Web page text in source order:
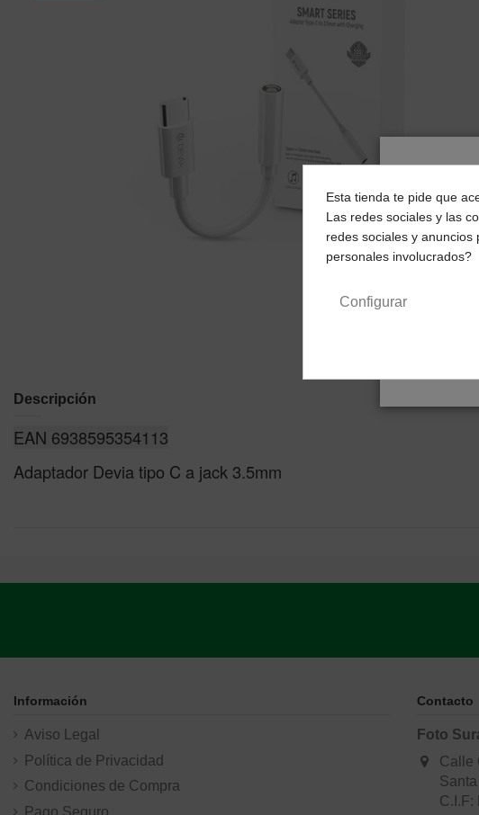
Descripción
EAN 6938595354113
Adaptador Devia tipo C a jack 3.5mm
Información
Aviso Legal
Política de Privacidad
Condiciones de Compra
Pago Seguro
Contacto
Foto
Calle
C.I.F:
Esta tienda te pide que
Las redes sociales y las
redes sociales y
personales involucrados?
Configurar